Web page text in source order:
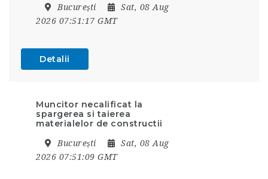
București
Sat, 08 Aug
2026 07:51:17 GMT
Detalii
Muncitor necalificat la
spargerea si taierea
materialelor de constructii
București
Sat, 08 Aug
2026 07:51:09 GMT